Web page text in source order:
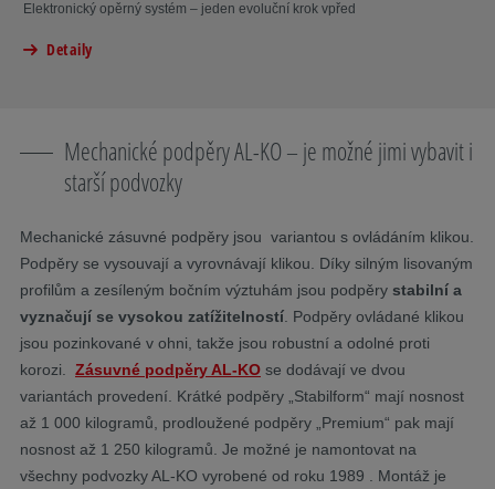
Elektronický opěrný systém – jeden evoluční krok vpřed
Detaily
Mechanické podpěry AL-KO – je možné jimi vybavit i
starší podvozky
Mechanické zásuvné podpěry jsou variantou s ovládáním klikou.
Podpěry se vysouvají a vyrovnávají klikou. Díky silným lisovaným
profilům a zesíleným bočním výztuhám jsou podpěry stabilní a
vyznačují se vysokou zatížitelností . Podpěry ovládané klikou
jsou pozinkované v ohni, takže jsou robustní a odolné proti
korozi. Zásuvné podpěry AL-KO se dodávají ve dvou
variantách provedení. Krátké podpěry „Stabilform“ mají nosnost
až 1 000 kilogramů, prodloužené podpěry „Premium“ pak mají
nosnost až 1 250 kilogramů. Je možné je namontovat na
všechny podvozky AL-KO vyrobené od roku 1989 . Montáž je